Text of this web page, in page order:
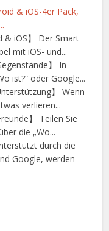
& iOS-4er Pack,
& iOS】 Der Smart
mit iOS- und...
】 In
ist?“ oder Google...
】 Wenn
verlieren...
】 Teilen Sie
die „Wo...
durch die
Google, werden